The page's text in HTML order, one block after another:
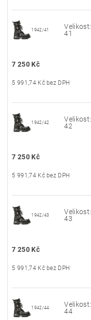
1942/41
Velikost:
41
7 250 Kč
5 991,74 Kč bez DPH
1942/42
Velikost:
42
7 250 Kč
5 991,74 Kč bez DPH
1942/43
Velikost:
43
7 250 Kč
5 991,74 Kč bez DPH
1942/44
Velikost:
44